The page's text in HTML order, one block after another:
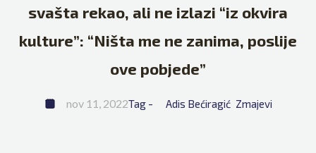
svašta rekao, ali ne izlazi “iz okvira
kulture”: “Ništa me ne zanima, poslije
ove pobjede”
nov 11, 2022Tag - Adis Bećiragić Zmajevi